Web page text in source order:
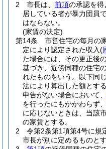
2
市長は、 前項の承認を得
居している者が暴力団員
はならない。
(家賃の決定)
第14条
市営住宅の毎月の
定により認定された収入(
た場合には、その更正後の
基づき、近傍同種の住宅
れたものをいう。以下同
法により算出した額とする
申告がない場合において、
を行ったにもかかわらず
に応じないときは、当該
の家賃とする。
2
令第2条第1項第4号に規
市長が別に定めるものとす